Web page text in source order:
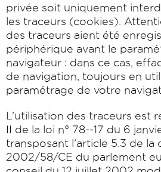
privée soit uniquement
les traceurs (cookies).
des traceurs aient été
périphérique avant le
navigateur : dans ce cas,
de navigation, toujours en
paramétrage de votre
L’utilisation des traceurs est
II de la loi n° 78-­‐17 du 6
transposant l’article 5.3 de la
2002/58/CE du parlement